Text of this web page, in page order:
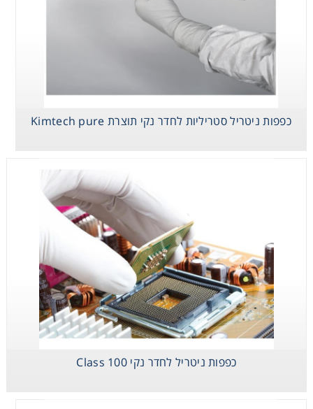
כפפות ניטריל סטריליות לחדר נקי תוצרת Kimtech pure
כפפות ניטריל לחדר נקי Class 100
סטריליות לחדר נקי
תוצרת Kimtech
pure
כפפות ניטריל לחדר
נקי Class 100
כפפות לטקס לחדר
Reagents & Kits
Consumables